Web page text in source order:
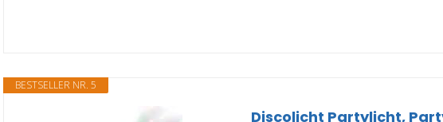
BESTSELLER NR. 5
Discolicht Partylicht,